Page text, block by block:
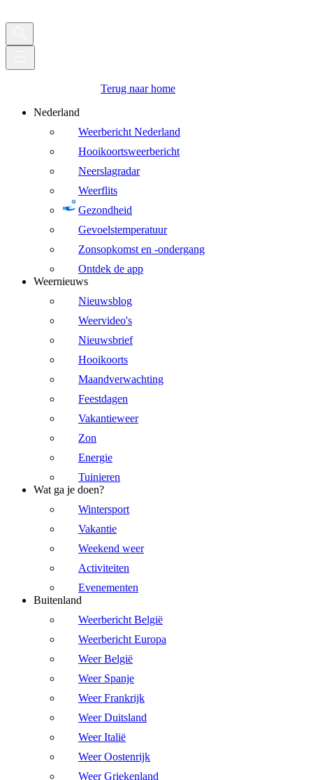
Terug naar home
Nederland
Weerbericht Nederland
Hooikoortsweerbericht
Neerslagradar
Weerflits
Gezondheid
Gevoelstemperatuur
Zonsopkomst en -ondergang
Ontdek de app
Weernieuws
Nieuwsblog
Weervideo's
Nieuwsbrief
Hooikoorts
Maandverwachting
Feestdagen
Vakantieweer
Zon
Energie
Tuinieren
Wat ga je doen?
Wintersport
Vakantie
Weekend weer
Activiteiten
Evenementen
Buitenland
Weerbericht België
Weerbericht Europa
Weer België
Weer Spanje
Weer Frankrijk
Weer Duitsland
Weer Italië
Weer Oostenrijk
Weer Griekenland